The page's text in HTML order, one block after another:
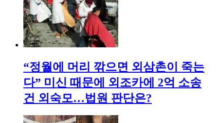
“정월에 머리 깎으면 외삼촌이 죽는
다” 미신 때문에 외조카에 2억 소송
건 외숙모…법원 판단은?